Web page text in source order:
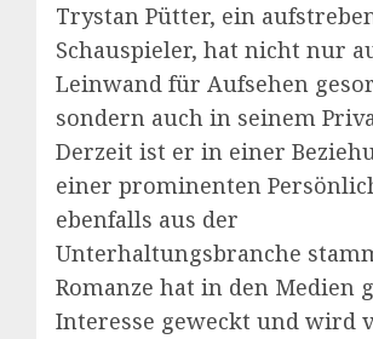
Trystan Pütter, ein
Schauspieler, hat nicht nur
Leinwand für Aufsehen
sondern auch in seinem
Derzeit ist er in einer
einer prominenten
ebenfalls aus der
Unterhaltungsbranche
Romanze hat in den Medien
Interesse geweckt und wird